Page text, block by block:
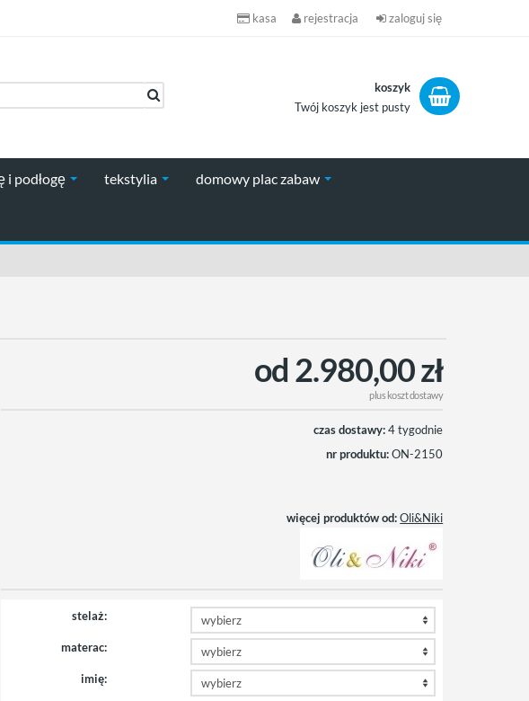
kasa rejestracja zaloguj się
koszyk
Twój koszyk jest pusty
i podłogę tekstylia domowy plac zabaw
od 2.980,00 zł
pluskoszt dostawy
czas dostawy: 4 tygodnie
nr produktu:ON-2150
więcej produktów od: Oli&Niki
stelaż:
materac:
imię: